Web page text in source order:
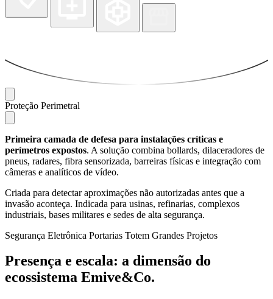
Proteção Perimetral
Primeira camada de defesa para instalações críticas e
perímetros expostos. A solução combina bollards, dilaceradores de
pneus, radares, fibra sensorizada, barreiras físicas e integração com
câmeras e analíticos de vídeo.
Criada para detectar aproximações não autorizadas antes que a
invasão aconteça. Indicada para usinas, refinarias, complexos
industriais, bases militares e sedes de alta segurança.
Segurança Eletrônica Portarias Totem Grandes Projetos
Presença e escala: a dimensão do
ecossistema Emive&Co.